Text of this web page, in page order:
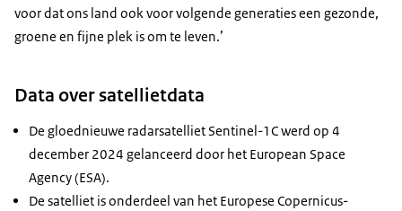
voor dat ons land ook voor volgende generaties een gezonde,
groene en fijne plek is om te leven.’
Data over satellietdata
De gloednieuwe radarsatelliet Sentinel-1C werd op 4
december 2024 gelanceerd door het European Space
Agency (ESA).
De satelliet is onderdeel van het Europese Copernicus-